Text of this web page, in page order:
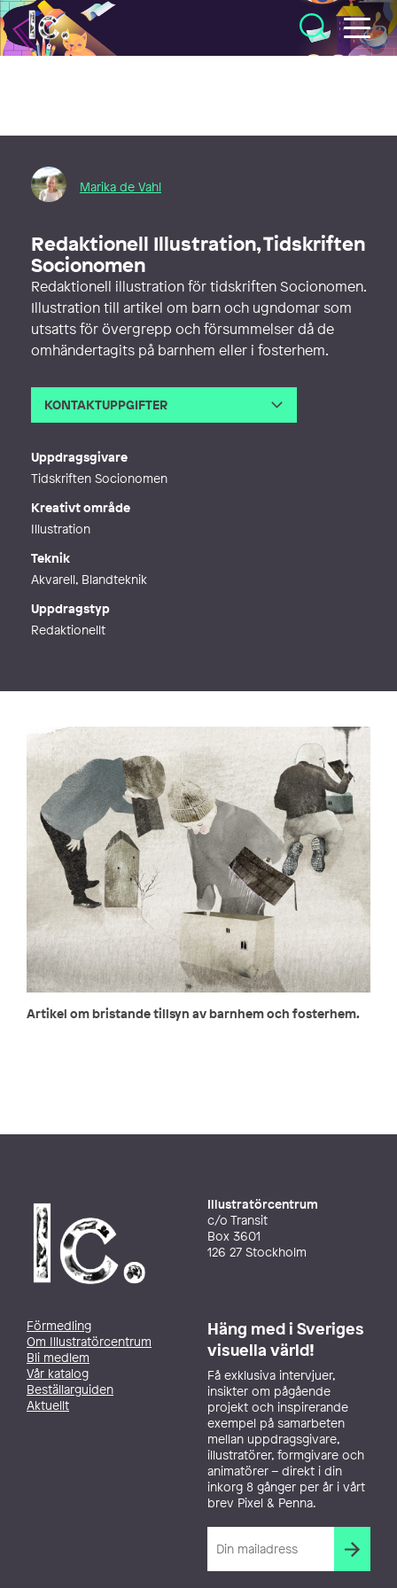
Illustratörcentrum
Marika de Vahl
Redaktionell Illustration, Tidskriften
Socionomen
Redaktionell illustration för tidskriften Socionomen.
Illustration till artikel om barn och ugndomar som
utsatts för övergrepp och försummelser då de
omhändertagits på barnhem eller i fosterhem.
KONTAKTUPPGIFTER
om
Uppdragsgivare
Tidskriften Socionomen
Kreativt område
Illustration
Teknik
Akvarell, Blandteknik
Uppdragstyp
Redaktionellt
Artikel om bristande tillsyn av barnhem och fosterhem.
Illustratörcentrum
c/o Transit
Box 3601
126 27 Stockholm
Förmedling
Om Illustratörcentrum
Bli medlem
Vår katalog
Beställarguiden
Aktuellt
Häng med i Sveriges
visuella värld!
Få exklusiva intervjuer,
insikter om pågående
projekt och inspirerande
exempel på samarbeten
mellan uppdragsgivare,
illustratörer, formgivare och
animatörer – direkt i din
inkorg 8 gånger per år i vårt
brev Pixel & Penna.